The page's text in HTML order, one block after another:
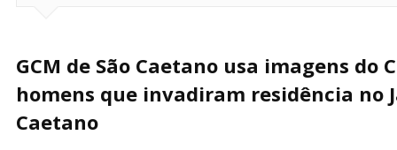
GCM de São Caetano usa imagens do
homens que invadiram residência no
Caetano